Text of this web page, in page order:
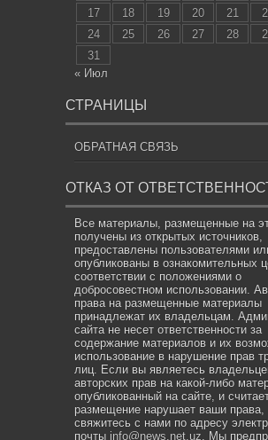
17
18 19 20 21
24
25 26 27 28
31
« Июл
СТРАНИЦЫ
ОБРАТНАЯ СВЯЗЬ
ОТКАЗ ОТ
Все материалы, размещенные на
получены из открытых источников,
предоставлены пользователями
опубликованы в ознакомительных
соответствии с положениями о
добросовестном использовании.
права на размещенные материалы
принадлежат их владельцам.
сайта не несет ответственности за
содержание материалов и их
использование в нарушение прав
лиц. Если вы являетесь
авторских прав на какой-либо
опубликованный на сайте, и
размещение нарушает ваши права,
свяжитесь с нами по адресу
почты info@news.net.uz . Мы